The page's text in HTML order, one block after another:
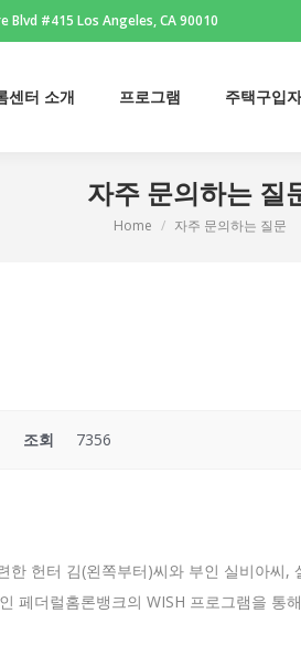
Blvd #415 Los Angeles, CA 90010
센터 소개 프로그램 주택구입
자주 문의하는 질
You are here:
Home 자주 문의하는 질문
조회 7356
헌터 김(왼쪽부터)씨와 부인 실비아씨
페더럴홈론뱅크의 WISH 프로그램을
센터 소개 프로그램 주택구입